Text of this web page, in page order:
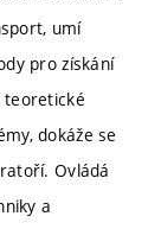
umí
pro získání
teoretické
dokáže se
Ovládá
a